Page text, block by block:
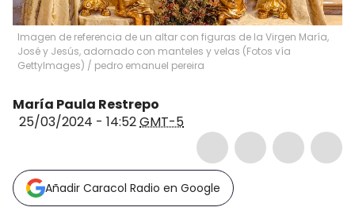
Imagen de referencia de un altar con figuras de la Virgen María,
José y Jesús, adornado con manteles y velas (Fotos vía
GettyImages) / pedro emanuel pereira
María Paula Restrepo
25/03/2024 - 14:52GMT-5
Añadir Caracol Radio en Google